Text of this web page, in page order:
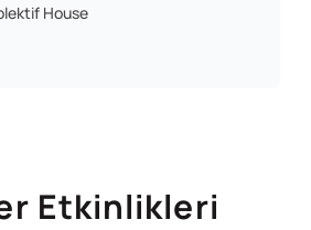
House
Etkinlikleri